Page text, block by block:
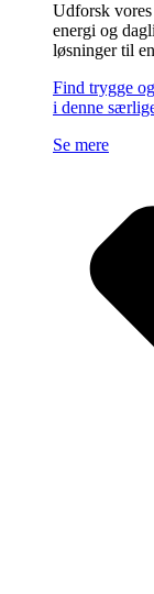
Udforsk
energi og
løsninger til
Find trygge
i denne
Se mere